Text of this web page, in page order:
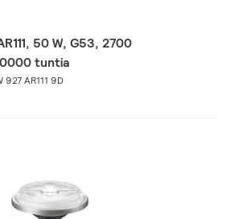
50 W, G53, 2700
tuntia
AR111 9D